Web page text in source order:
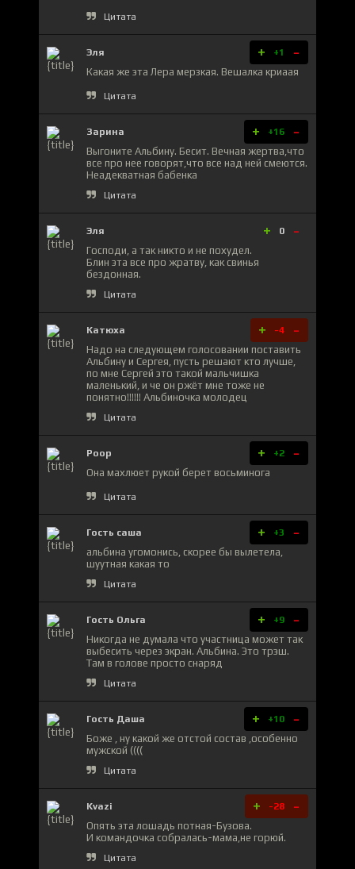
Цитата
Эля + +1 -
Какая же эта Лера мерзкая. Вешалка криаая
Цитата
Зарина + +16 -
Выгоните Альбину. Бесит. Вечная жертва,что
все про нее говорят,что все над ней смеются.
Неадекватная бабенка
Цитата
Эля + 0 -
Господи, а так никто и не похудел.
Блин эта все про жратву, как свинья
бездонная.
Цитата
Катюха + -4 -
Надо на следующем голосовании поставить
Альбину и Сергея, пусть решают кто лучше,
по мне Сергей это такой мальчишка
маленький, и че он ржёт мне тоже не
понятно!!!!!! Альбиночка молодец
Цитата
Роор + +2 -
Она махлюет рукой берет восьминога
Цитата
Гость саша + +3 -
альбина угомонись, скорее бы вылетела,
шуутная какая то
Цитата
Гость Ольга + +9 -
Никогда не думала что участница может так
выбесить через экран. Альбина. Это трэш.
Там в голове просто снаряд
Цитата
Гость Даша + +10 -
Боже , ну какой же отстой состав ,особенно
мужской ((((
Цитата
Kvazi + -28 -
Опять эта лошадь потная-Бузова.
И командочка собралась-мама,не горюй.
Цитата